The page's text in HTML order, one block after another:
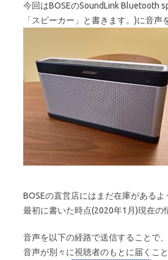
今回はBOSEのSoundLink Bluetooth
「スピーカー」と書きます。)に音声
BOSEの直営店にはまだ在庫がある
最初に書いた時点(2020年1月)現在の
音声を以下の経路で送信することで
音声が別々に視聴者のもとに届くこと